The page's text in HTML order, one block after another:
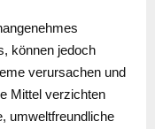
können jedoch
verursachen und
Mittel verzichten
umweltfreundliche